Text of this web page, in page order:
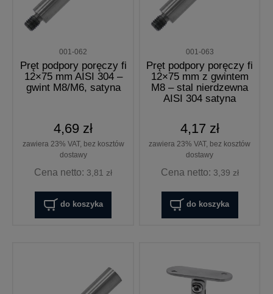
001-062
Pręt podpory poręczy fi
12×75 mm AISI 304 –
gwint M8/M6, satyna
4,69 zł
zawiera 23% VAT, bez kosztów
dostawy
Cena netto: 3,81 zł
do koszyka
001-063
Pręt podpory poręczy fi
12×75 mm z gwintem
M8 – stal nierdzewna
AISI 304 satyna
4,17 zł
zawiera 23% VAT, bez kosztów
dostawy
Cena netto: 3,39 zł
do koszyka